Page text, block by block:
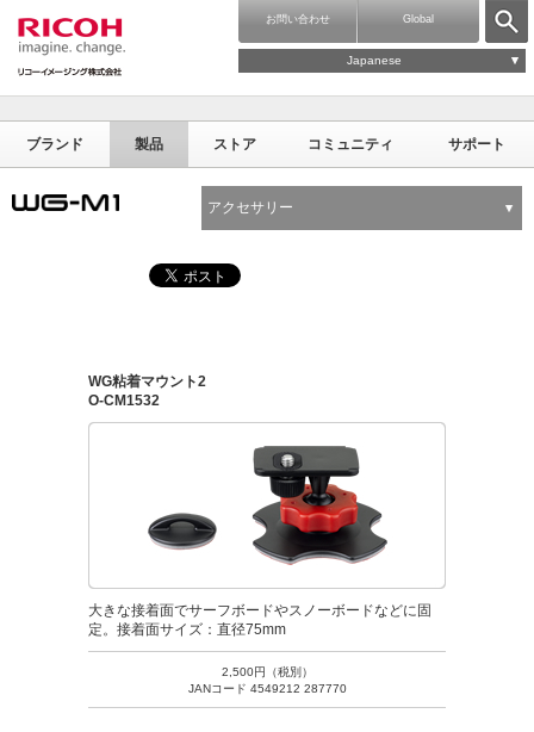
お問い合わせ Global
Japanese
ブランド 製品 ストア コミュニティ サポート
アクセサリー
WG粘着マウント2
O-CM1532
大きな接着面でサーフボードやスノーボードなどに固
定。接着面サイズ：直径75mm
2,500円（税別）
JANコード 4549212 287770